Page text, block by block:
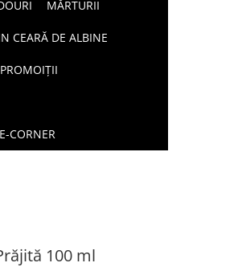
MĂRTURII
CEARĂ DE ALBINE
PROMOIȚII
CORNER
100 ml